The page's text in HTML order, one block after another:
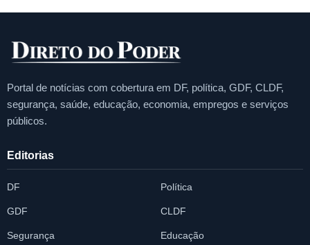
Portal de notícias com cobertura em DF, política, GDF, CLDF,
segurança, saúde, educação, economia, empregos e serviços
públicos.
Editorias
DF Política
GDF CLDF
Segurança Educação